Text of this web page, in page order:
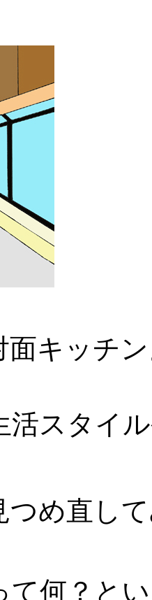
キッチ
活スタイ
つめ直し
何？と